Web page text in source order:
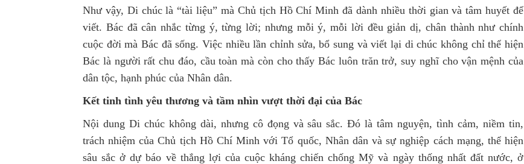
Như vậy, Di chúc là “tài liệu” mà Chủ tịch Hồ Chí Minh đã dành nhiều thời gian và tâm huyết để
viết. Bác đã cân nhắc từng ý, từng lời; nhưng mỗi ý, mỗi lời đều giản dị, chân thành như chính
cuộc đời mà Bác đã sống. Việc nhiều lần chỉnh sửa, bổ sung và viết lại di chúc không chỉ thể hiện
Bác là người rất chu đáo, cầu toàn mà còn cho thấy Bác luôn trăn trở, suy nghĩ cho vận mệnh của
dân tộc, hạnh phúc của Nhân dân.
Kết tinh tình yêu thương và tầm nhìn vượt thời đại của Bác
Nội dung Di chúc không dài, nhưng cô đọng và sâu sắc. Đó là tâm nguyện, tình cảm, niềm tin,
trách nhiệm của Chủ tịch Hồ Chí Minh với Tổ quốc, Nhân dân và sự nghiệp cách mạng, thể hiện
sâu sắc ở dự báo về thắng lợi của cuộc kháng chiến chống Mỹ và ngày thống nhất đất nước, ở